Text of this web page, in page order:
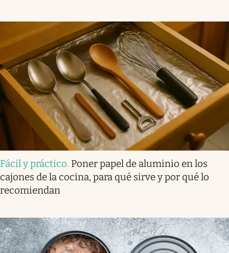
Fácil y práctico. Poner papel de aluminio en los
cajones de la cocina, para qué sirve y por qué lo
recomiendan